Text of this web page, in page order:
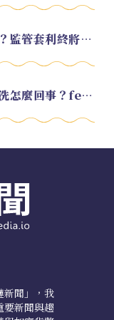
EP.217 美元穩定幣未來會如何演進？監管套利終將收斂？feat. 研究員 余哲安
EP.213 川普大攪局：袋鼠市上沖下洗怎麼回事？feat. Alvin
新聞」，我
要新聞與趨